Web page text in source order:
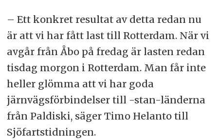
– Ett konkret resultat av detta redan nu
är att vi har fått last till Rotterdam. När vi
avgår från Åbo på fredag är lasten redan
tisdag morgon i Rotterdam. Man får inte
heller glömma att vi har goda
järnvägsförbindelser till -stan-länderna
från Paldiski, säger Timo Helanto till
Sjöfartstidningen.